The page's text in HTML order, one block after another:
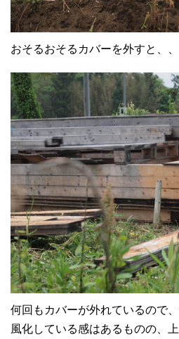
おそるおそるカバーを外すと、、
何回もカバーが外れているので
風化している感はあるものの、